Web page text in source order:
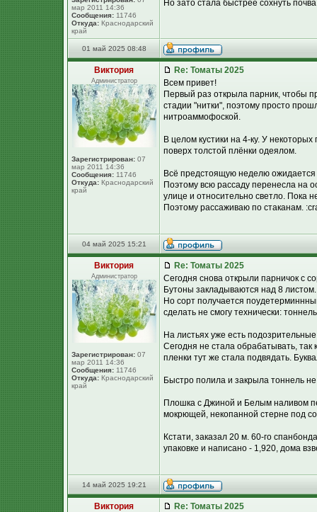
мар 2011 14:36
Сообщения: 11746
Откуда: Краснодарский
край
Но зато стала быстрее сохнуть
01 май 2025 08:48
Виктория
Администратор
Зарегистрирован: 07
мар 2011 14:36
Сообщения: 11746
Откуда: Краснодарский
край
Re: Томаты 2025
Всем привет!
Первый раз открыла парник, чтобы
стадии "нитки", поэтому просто
нитроаммофоской.
В целом кустики на 4-ку. У
поверх толстой плёнки одеялом.
Всё предстоящую неделю
Поэтому всю рассаду перенесла на
улице и относительно светло. Пока
Поэтому рассаживаю по стаканам.
04 май 2025 15:21
Виктория
Администратор
Зарегистрирован: 07
мар 2011 14:36
Сообщения: 11746
Откуда: Краснодарский
край
Re: Томаты 2025
Сегодня снова открыли парничок с
Бутоны закладываются над 8 листом.
Но сорт получается
сделать не смогу технически:
На листьях уже есть
Сегодня не стала обрабатывать, так
пленки тут же стала подвядать.
Быстро полила и закрыла тоннель
Плошка с Джиной и Белым наливом
мокрющей, некопанной стерне под
Кстати, заказал 20 м. 60-го
упаковке и написано - 1,920, дома
14 май 2025 19:21
Виктория
Re: Томаты 2025